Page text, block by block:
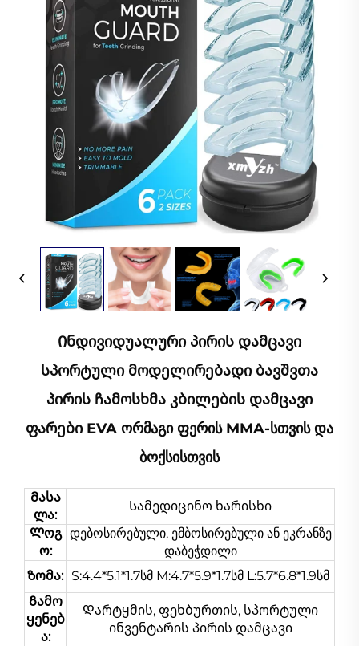
Ინდივიდუალური Პირის Დამცავი
Სპორტული Მოდელირებადი Ბავშვთა
Პირის Ჩამოსხმა Კბილების Დამცავი
Ფარები EVA Ორმაგი Ფერის MMA-Სთვის Და
Ბოქსისთვის
Მასა
ლა:
Სამედიცინო ხარისხი
Ლოგ
ო:
დებოსირებული, ემბოსირებული ან ეკრანზე
დაბეჭდილი
Ზომა: S:4.4*5.1*1.7სმ M:4.7*5.9*1.7სმ L:5.7*6.8*1.9სმ
Გამო
ყენებ
ა:
Დარტყმის, ფეხბურთის, სპორტული
ინვენტარის პირის დამცავი